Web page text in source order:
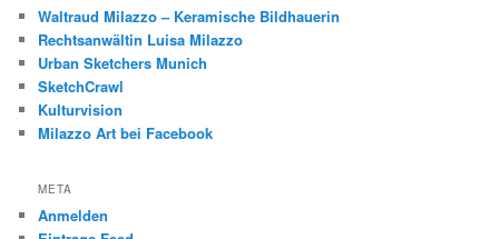
Waltraud Milazzo – Keramische Bildhauerin
Rechtsanwältin Luisa Milazzo
Urban Sketchers Munich
SketchCrawl
Kulturvision
Milazzo Art bei Facebook
META
Anmelden